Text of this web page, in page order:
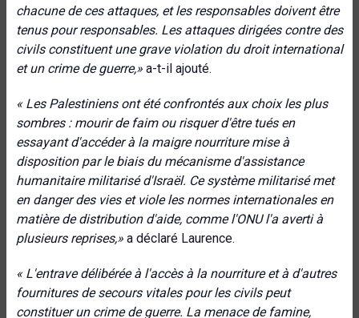
chacune de ces attaques, et les responsables doivent être
tenus pour responsables. Les attaques dirigées contre des
civils constituent une grave violation du droit international
et un crime de guerre,» a-t-il ajouté.
« Les Palestiniens ont été confrontés aux choix les plus
sombres : mourir de faim ou risquer d'être tués en
essayant d'accéder à la maigre nourriture mise à
disposition par le biais du mécanisme d'assistance
humanitaire militarisé d'Israël. Ce système militarisé met
en danger des vies et viole les normes internationales en
matière de distribution d'aide, comme l'ONU l'a averti à
plusieurs reprises,» a déclaré Laurence.
« L'entrave délibérée à l'accès à la nourriture et à d'autres
fournitures de secours vitales pour les civils peut
constituer un crime de guerre. La menace de famine,